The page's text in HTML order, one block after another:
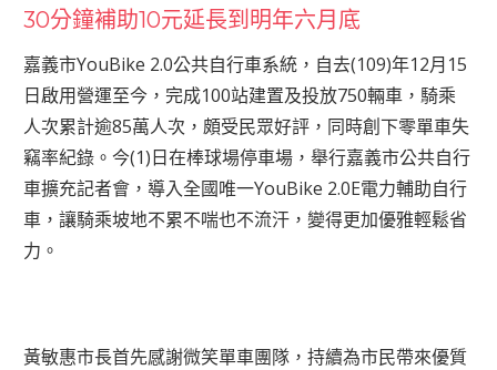
30分鐘補助10元延長到明年六月底
嘉義市YouBike 2.0公共自行車系統，自去(109)年12月15
日啟用營運至今，完成100站建置及投放750輛車，騎乘
人次累計逾85萬人次，頗受民眾好評，同時創下零單車失
竊率紀錄。今(1)日在棒球場停車場，舉行嘉義市公共自行
車擴充記者會，導入全國唯一YouBike 2.0E電力輔助自行
車，讓騎乘坡地不累不喘也不流汗，變得更加優雅輕鬆省
力。
黃敏惠市長首先感謝微笑單車團隊，持續為市民帶來優質